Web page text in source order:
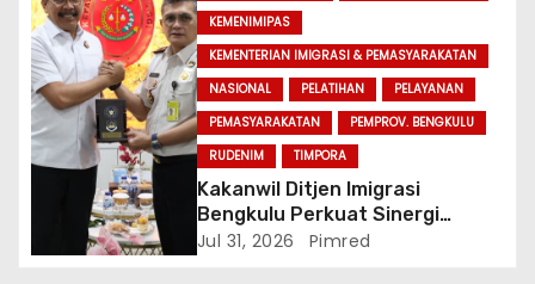
KEMENIMIPAS
KEMENTERIAN IMIGRASI & PEMASYARAKATAN
NASIONAL
PELATIHAN
PELAYANAN
PEMASYARAKATAN
PEMPROV. BENGKULU
RUDENIM
TIMPORA
Kakanwil Ditjen Imigrasi
Bengkulu Perkuat Sinergi
Penegakan Hukum Melalui
Jul 31, 2026 Pimred